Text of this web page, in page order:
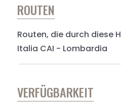
ROUTEN
Routen, die durch diese
Italia CAI - Lombardia
VERFÜGBARKEIT